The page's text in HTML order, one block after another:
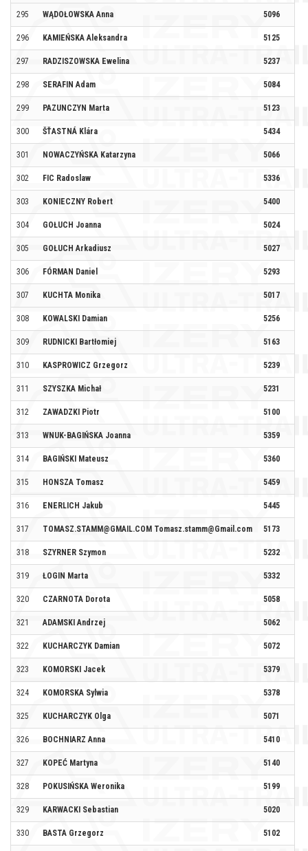
295 WĄDOŁOWSKA Anna 5096
296 KAMIEŃSKA Aleksandra 5125
297 RADZISZOWSKA Ewelina 5237
298 SERAFIN Adam 5084
299 PAZUNCZYN Marta 5123
300 ŠŤASTNÁ Klára 5434
301 NOWACZYŃSKA Katarzyna 5066
302 FIC Radoslaw 5336
303 KONIECZNY Robert 5400
304 GOŁUCH Joanna 5024
305 GOŁUCH Arkadiusz 5027
306 FÓRMAN Daniel 5293
307 KUCHTA Monika 5017
308 KOWALSKI Damian 5256
309 RUDNICKI Bartłomiej 5163
310 KASPROWICZ Grzegorz 5239
311 SZYSZKA Michał 5231
312 ZAWADZKI Piotr 5100
313 WNUK-BAGIŃSKA Joanna 5359
314 BAGIŃSKI Mateusz 5360
315 HONSZA Tomasz 5459
316 ENERLICH Jakub 5445
317 TOMASZ.STAMM@GMAIL.COM Tomasz.stamm@Gmail.com 5173
318 SZYRNER Szymon 5232
319 ŁOGIN Marta 5332
320 CZARNOTA Dorota 5058
321 ADAMSKI Andrzej 5062
322 KUCHARCZYK Damian 5072
323 KOMORSKI Jacek 5379
324 KOMORSKA Sylwia 5378
325 KUCHARCZYK Olga 5071
326 BOCHNIARZ Anna 5410
327 KOPEĆ Martyna 5140
328 POKUSIŃSKA Weronika 5199
329 KARWACKI Sebastian 5020
330 BASTA Grzegorz 5102